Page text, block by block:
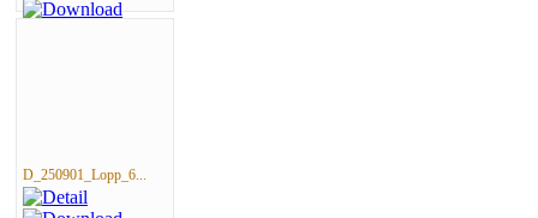
D_250901_Lopp_6...